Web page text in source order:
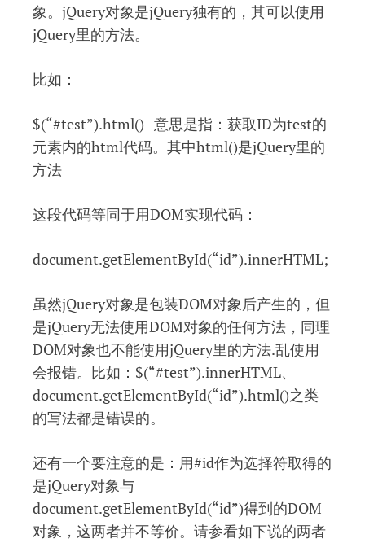
象。jQuery对象是jQuery独有的，其可以使用
jQuery里的方法。
比如：
$(“#test”).html() 意思是指：获取ID为test的
元素内的html代码。其中html()是jQuery里的
方法
这段代码等同于用DOM实现代码：
document.getElementById(“id”).innerHTML;
虽然jQuery对象是包装DOM对象后产生的，但
是jQuery无法使用DOM对象的任何方法，同理
DOM对象也不能使用jQuery里的方法.乱使用
会报错。比如：$(“#test”).innerHTML、
document.getElementById(“id”).html()之类
的写法都是错误的。
还有一个要注意的是：用#id作为选择符取得的
是jQuery对象与
document.getElementById(“id”)得到的DOM
对象，这两者并不等价。请参看如下说的两者